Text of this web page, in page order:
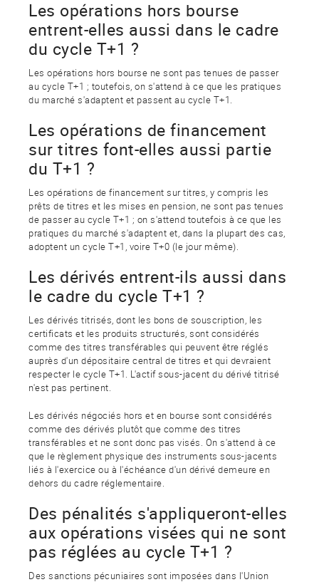
Les opérations hors bourse
entrent-elles aussi dans le cadre
du cycle T+1 ?
Les opérations hors bourse ne sont pas tenues de passer
au cycle T+1 ; toutefois, on s'attend à ce que les pratiques
du marché s'adaptent et passent au cycle T+1.
Les opérations de financement
sur titres font-elles aussi partie
du T+1 ?
Les opérations de financement sur titres, y compris les
prêts de titres et les mises en pension, ne sont pas tenues
de passer au cycle T+1 ; on s'attend toutefois à ce que les
pratiques du marché s'adaptent et, dans la plupart des cas,
adoptent un cycle T+1, voire T+0 (le jour même).
Les dérivés entrent-ils aussi dans
le cadre du cycle T+1 ?
Les dérivés titrisés, dont les bons de souscription, les
certificats et les produits structurés, sont considérés
comme des titres transférables qui peuvent être réglés
auprès d'un dépositaire central de titres et qui devraient
respecter le cycle T+1. L'actif sous-jacent du dérivé titrisé
n'est pas pertinent.
Les dérivés négociés hors et en bourse sont considérés
comme des dérivés plutôt que comme des titres
transférables et ne sont donc pas visés. On s'attend à ce
que le règlement physique des instruments sous-jacents
liés à l'exercice ou à l'échéance d'un dérivé demeure en
dehors du cadre réglementaire.
Des pénalités s'appliqueront-elles
aux opérations visées qui ne sont
pas réglées au cycle T+1 ?
Des sanctions pécuniaires sont imposées dans l'Union